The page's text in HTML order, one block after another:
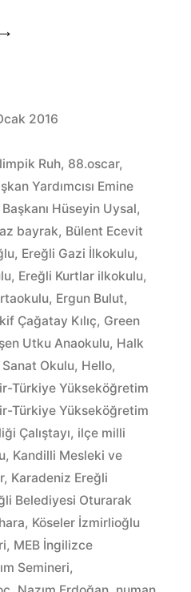
2016
Ruh, 88.oscar,
Yardımcısı Emine
Hüseyin Uysal,
bayrak, Bülent Ecevit
, Ereğli Gazi İlkokulu,
, Ereğli Kurtlar ilkokulu,
, Ergun Bulut,
Çağatay Kılıç, Green
Utku Anaokulu, Halk
Okulu, Hello,
Türkiye Yükseköğretim
Türkiye Yükseköğretim
Çalıştayı, ilçe milli
, Kandilli Mesleki ve
, Karadeniz Ereğli
Belediyesi Oturarak
, Köseler İzmirlioğlu
, MEB İngilizce
Semineri,